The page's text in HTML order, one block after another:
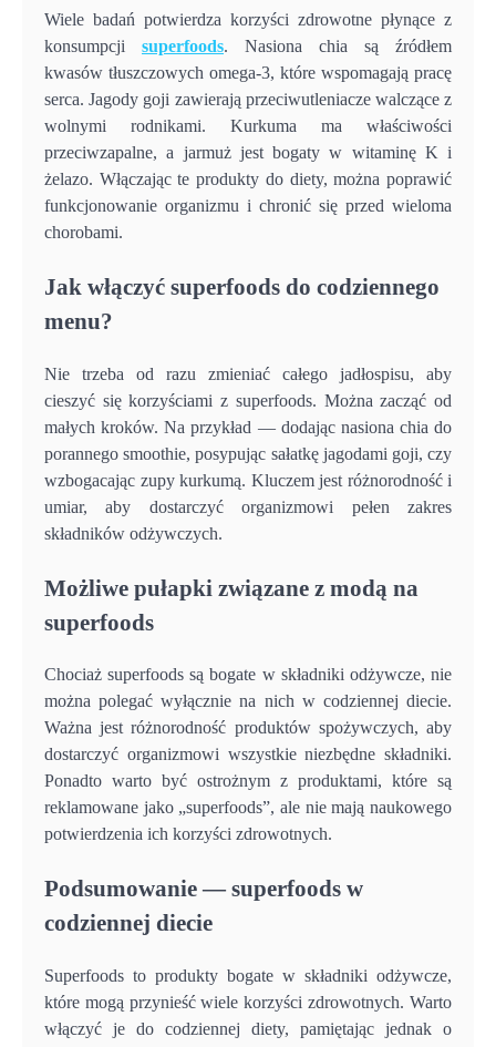
Wiele badań potwierdza korzyści zdrowotne płynące z
konsumpcji superfoods. Nasiona chia są źródłem
kwasów tłuszczowych omega-3, które wspomagają pracę
serca. Jagody goji zawierają przeciwutleniacze walczące z
wolnymi rodnikami. Kurkuma ma właściwości
przeciwzapalne, a jarmuż jest bogaty w witaminę K i
żelazo. Włączając te produkty do diety, można poprawić
funkcjonowanie organizmu i chronić się przed wieloma
chorobami.
Jak włączyć superfoods do codziennego
menu?
Nie trzeba od razu zmieniać całego jadłospisu, aby
cieszyć się korzyściami z superfoods. Można zacząć od
małych kroków. Na przykład — dodając nasiona chia do
porannego smoothie, posypując sałatkę jagodami goji, czy
wzbogacając zupy kurkumą. Kluczem jest różnorodność i
umiar, aby dostarczyć organizmowi pełen zakres
składników odżywczych.
Możliwe pułapki związane z modą na
superfoods
Chociaż superfoods są bogate w składniki odżywcze, nie
można polegać wyłącznie na nich w codziennej diecie.
Ważna jest różnorodność produktów spożywczych, aby
dostarczyć organizmowi wszystkie niezbędne składniki.
Ponadto warto być ostrożnym z produktami, które są
reklamowane jako „superfoods”, ale nie mają naukowego
potwierdzenia ich korzyści zdrowotnych.
Podsumowanie — superfoods w
codziennej diecie
Superfoods to produkty bogate w składniki odżywcze,
które mogą przynieść wiele korzyści zdrowotnych. Warto
włączyć je do codziennej diety, pamiętając jednak o